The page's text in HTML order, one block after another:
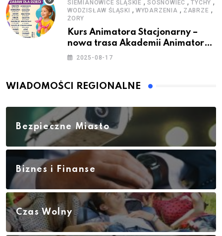
SIEMIANOWICE ŚLĄSKIE SOSNOWIEC TYCHY
WODZISŁAW ŚLĄSKI , WYDARZENIA , ZABRZE ,
ŻORY
Kurs Animatora Stacjonarny –
nowa trasa Akademii Animatora
– jesień 2025
2025-08-17
WIADOMOŚCI REGIONALNE
Bezpieczne Miasto
Biznes i Finanse
Czas Wolny